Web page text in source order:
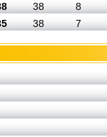
38
8
38 7